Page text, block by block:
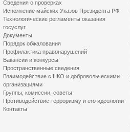
Сведения о проверках
Исполнение майских Указов Президента РФ
Технологические регламенты оказания
госуслуг
Документы
Порядок обжалования
Профилактика правонарушений
Вакансии и конкурсы
Пространственные сведения
Взаимодействие с НКО и добровольческими
организациями
Группы, комиссии, советы
Противодействие терроризму и его идеологии
Контакты